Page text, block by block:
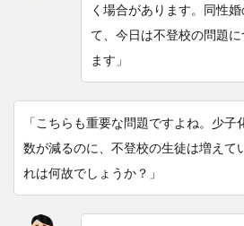
く場合があります。同性
て、今日は不登校の問題
ます」
「こちらも重要な問題ですよね。少子
数が減るのに、不登校の生徒は増えて
れは何故でしょうか？」